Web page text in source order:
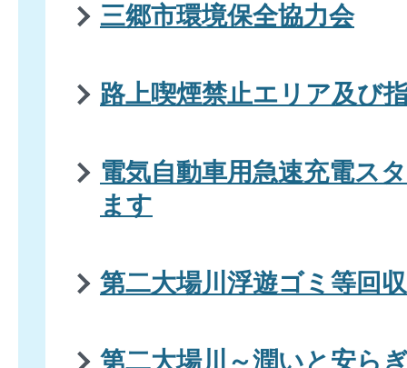
三郷市環境保全協力会
路上喫煙禁止エリア及び
電気自動車用急速充電ス
ます
第二大場川浮遊ゴミ等回
第二大場川～潤いと安ら